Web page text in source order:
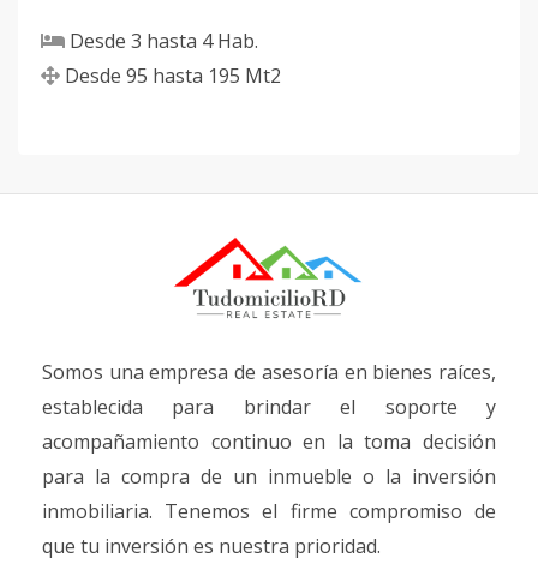
Desde 3 hasta 4Hab.
Desde 95 hasta 195 Mt2
Somos una empresa de asesoría en bienes raíces,
establecida para brindar el soporte y
acompañamiento continuo en la toma decisión
para la compra de un inmueble o la inversión
inmobiliaria. Tenemos el firme compromiso de
que tu inversión es nuestra prioridad.